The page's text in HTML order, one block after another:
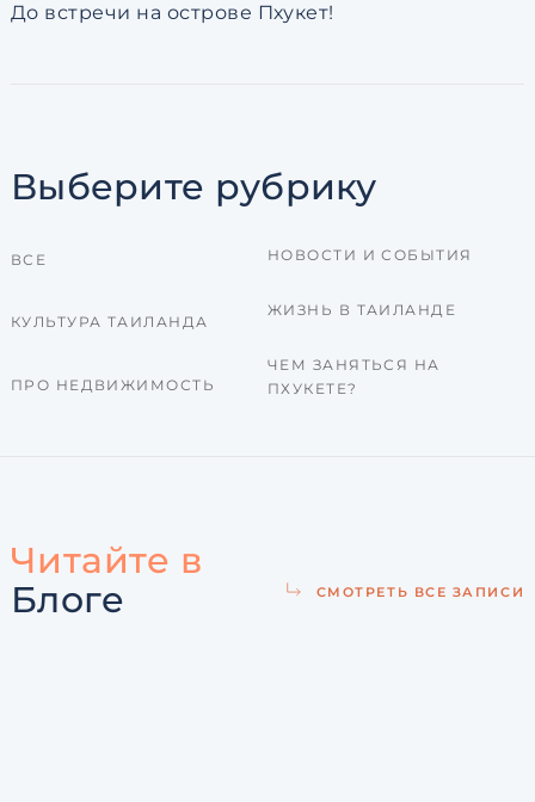
До встречи на острове Пхукет!
Выберите рубрику
ВСЕ
КУЛЬТУРА ТАИЛАНДА
ПРО НЕДВИЖИМОСТЬ
НОВОСТИ И СОБЫТИЯ
ЖИЗНЬ В ТАИЛАНДЕ
ЧЕМ ЗАНЯТЬСЯ НА
ПХУКЕТЕ?
Читайте в
Блоге
СМОТРЕТЬ ВСЕ ЗАПИСИ